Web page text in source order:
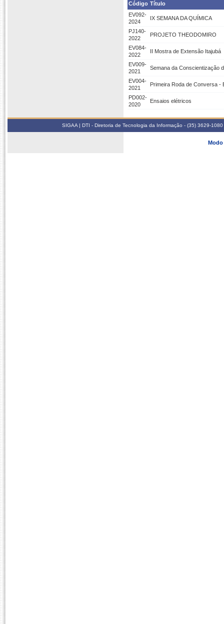
Código Título
EV092-
2024
IX SEMANA DA QUÍMICA
PJ140-
2022
PROJETO THEODOMIRO
EV084-
2022
II Mostra de Extensão Itajubá
EV009-
2021
Semana da Conscientização
EV004-
2021
Primeira Roda de Conversa -
PD002-
2020
Ensaios elétricos
SIGAA | DTI - Diretoria de Tecnologia da Informação - (35) 3629-
Modo